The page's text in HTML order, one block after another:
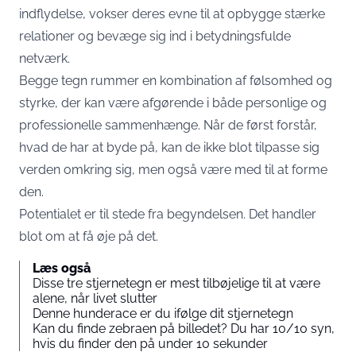
indflydelse, vokser deres evne til at opbygge stærke
relationer og bevæge sig ind i betydningsfulde
netværk.
Begge tegn rummer en kombination af følsomhed og
styrke, der kan være afgørende i både personlige og
professionelle sammenhænge. Når de først forstår,
hvad de har at byde på, kan de ikke blot tilpasse sig
verden omkring sig, men også være med til at forme
den.
Potentialet er til stede fra begyndelsen. Det handler
blot om at få øje på det.
Læs også
Disse tre stjernetegn er mest tilbøjelige til at være
alene, når livet slutter
Denne hunderace er du ifølge dit stjernetegn
Kan du finde zebraen på billedet? Du har 10/10 syn,
hvis du finder den på under 10 sekunder